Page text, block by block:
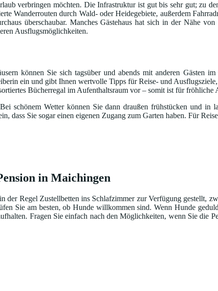
verbringen möchten. Die Infrastruktur ist gut bis sehr gut; zu
Wanderrouten durch Wald- oder Heidegebiete, außerdem
überschaubar. Manches Gästehaus hat sich in der Nähe
Ausflugsmöglichkeiten.
können Sie sich tagsüber und abends mit anderen Gästen
ein und gibt Ihnen wertvolle Tipps für Reise- und
Bücherregal im Aufenthaltsraum vor – somit ist für
schönem Wetter können Sie dann draußen frühstücken und in
dass Sie sogar einen eigenen Zugang zum Garten haben. Für
in Maichingen
Regel Zustellbetten ins Schlafzimmer zur Verfügung gestellt,
Sie am besten, ob Hunde willkommen sind. Wenn Hunde
Fragen Sie einfach nach den Möglichkeiten, wenn Sie die